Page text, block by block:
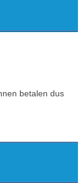
betalen dus